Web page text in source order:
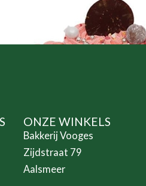
ONZE WINKELS
Bakkerij Vooges
Zijdstraat 79
Aalsmeer